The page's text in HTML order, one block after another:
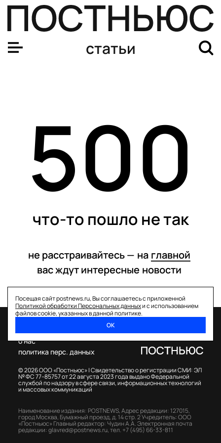
статьи
500
что-то пошло не так
не расстраивайтесь — на главной
вас ждут интересные новости
Посещая сайт postnews.ru, Вы соглашаетесь с приложенной
Политикой обработки Персональных данныхи с использованием
файлов cookie, указанных в данной политике.
ОК
© 2026 ООО «Постньюс» |Свидетельство о регистрации СМИ: ЭЛ
№ ФС 77–85757 от 22 августа 2023 года выдано Федеральной
службой по надзору в сфере связи, информационных технологий
и массовых коммуникаций
о нас
политика перс. данных
Наименование издания: POSTNEWS,Адрес редакции: 127015,
город Москва, Бумажный проезд, д. 14 стр. 2Учредитель: ООО
«Постньюс» Главный редактор: Чудин А.А.Электронная почта
редакции:glavred@postnews.ru,тел. +7 (495) 66-33-811